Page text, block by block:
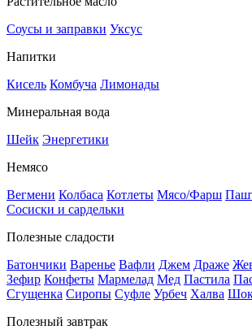
Соусы и заправки Уксус
Напитки
Кисель Комбуча Лимонады
Минеральная вода
Шейк Энергетики
Немясо
Вегмени Колбаса Котлеты Мясо/Фарш
Сосиски и сардельки
Полезные сладости
Батончики Варенье Вафли Джем Драже
Зефир Конфеты Мармелад Мед Пастила
Сгущенка Сиропы Суфле Урбеч Халва
Полезный завтрак